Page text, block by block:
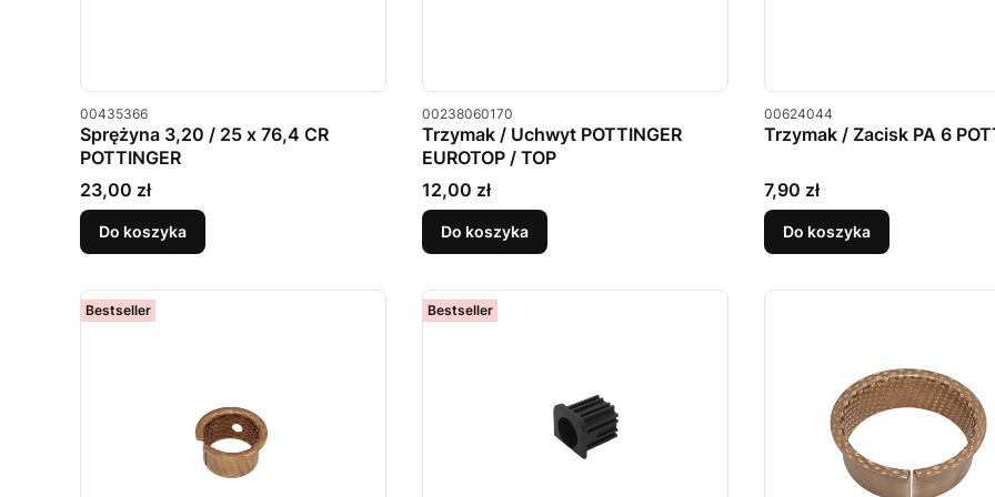
Kod produktu
00435366
Sprężyna 3,20 / 25 x 76,4 CR
POTTINGER
Cena
23,00 zł
Do koszyka
Kod produktu
00238060170
Trzymak / Uchwyt POTTINGER
EUROTOP / TOP
Cena
12,00 zł
Do koszyka
Kod produktu
00624044
Trzymak / Zacisk PA 6
Cena
7,90 zł
Do koszyka
Bestseller Bestseller